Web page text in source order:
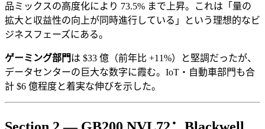
品ミックスの高度化により 73.5% まで上昇。これは「量の
拡大と収益性の向上が同時進行している」という理想的なビ
ジネスフェーズにある。
ゲーミング部門は $33 億（前年比 +11%）と堅調だったが、
データセンターの巨大な数字に霞む。IoT・自動車部門も合
計 $6 億程度と着実な伸びを示した。